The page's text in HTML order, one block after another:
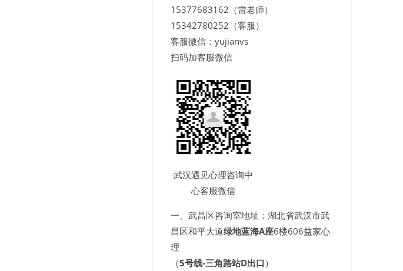
15377683162（雷老师）
15342780252（客服）
客服微信：yujianvs
扫码加客服微信
武汉遇见心理咨询中
心客服微信
一、武昌区咨询室地址：湖北省武汉市武
昌区和平大道绿地蓝海A座6楼606益家心
理
（5号线-三角路站D出口 ）